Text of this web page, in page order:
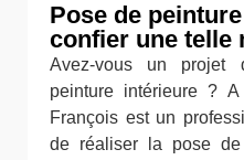
Pose de
confier une telle
Avez-vous un projet
peinture intérieure ?
François est un
de réaliser la pose